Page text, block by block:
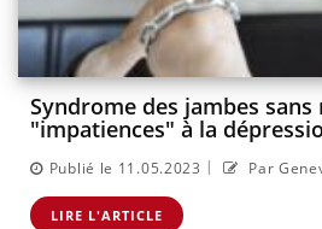
Syndrome des jambes sans
"impatiences" à la
Publié le 11.05.2023 | Par
LIRE L'ARTICLE